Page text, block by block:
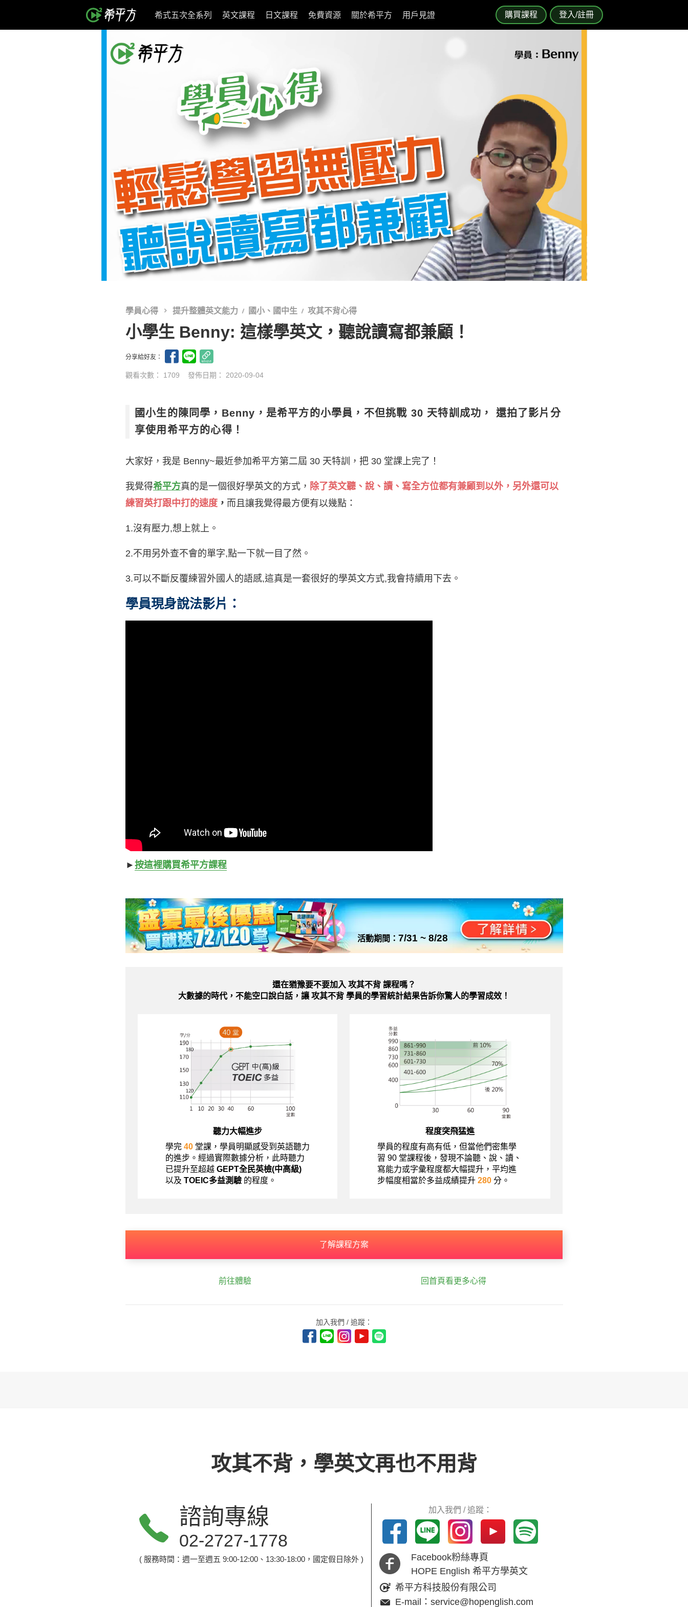
購買課程 登入/註冊
希式五次全系列 英文課程 日文課程 免費資源 關於希平方 用戶見證
學員心得 提升整體英文能力 國小、國中生 攻其不背心得
小學生 Benny: 這樣學英文，聽說讀寫都兼顧！
分享給好友：
觀看次數： 1709 發佈日期： 2020-09-04
國小生的陳同學，Benny，是希平方的小學員，不但挑戰 30 天特訓成功， 還拍了影片分
享使用希平方的心得！
大家好，我是 Benny~最近參加希平方第二屆 30 天特訓，把 30 堂課上完了！
我覺得希平方真的是一個很好學英文的方式， 除了英文聽、說、讀、寫全方位都有兼顧到以外，另外還可以
練習英打跟中打的速度 ， 而且讓我覺得最方便有以幾點：
1.沒有壓力,想上就上。
2.不用另外查不會的單字,點一下就一目了然。
3.可以不斷反覆練習外國人的語感,這真是一套很好的學英文方式,我會持續用下去。
學員現身說法影片：
► 按這裡購買希平方課程
活動期間：7/31 ~ 8/28
還在猶豫要不要加入 攻其不背 課程嗎？
大數據的時代，不能空口說白話，讓 攻其不背 學員的學習統計結果告訴你驚人的學習成效！
聽力大幅進步
學完 40 堂課，學員明顯感受到英語聽力
的進步。經過實際數據分析，此時聽力
已提升至超越 GEPT全民英檢(中高級)
以及 TOEIC多益測驗 的程度。
程度突飛猛進
學員的程度有高有低，但當他們密集學
習 90 堂課程後，發現不論聽、說、讀、
寫能力或字彙程度都大幅提升，平均進
步幅度相當於多益成績提升 280 分。
了解課程方案
前往體驗 回首頁看更多心得
加入我們 / 追蹤：
攻其不背，學英文再也不用背
諮詢專線
02-2727-1778
( 服務時間：週一至週五 9:00-12:00、13:30-18:00，國定假日除外 )
加入我們 / 追蹤：
Facebook粉絲專頁
HOPE English 希平方學英文
希平方科技股份有限公司
E-mail：service@hopenglish.com